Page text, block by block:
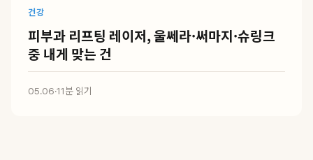
건강
피부과 리프팅 레이저, 울쎄라·써마지·슈링크
중 내게 맞는 건
05.06·11분 읽기